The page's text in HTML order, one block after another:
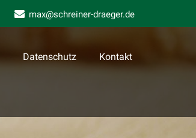
max@schreiner-draeger.de
Datenschutz Kontakt